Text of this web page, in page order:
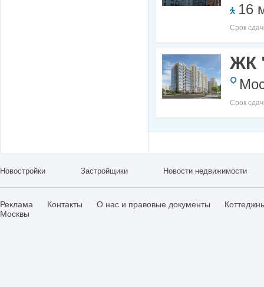
16
Срок
ЖК
Срок
Новостройки Застройщики Новости недвижимости
Реклама Контакты О нас и правовые документы
Москвы